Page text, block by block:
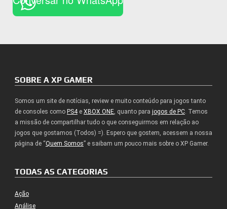
SOBRE A XP GAMER
Somos um site de notícias, review e muito conteúdo para jogos tanto
de consoles como PS4e XBOX ONE, quanto para jogos de PC. Temos
a missão de compartilhar tudo o que conseguirmos em relação ao
jogos que gostamos (Todos) =). Espero que gostem, acessem a nossa
página de “Quem Somos” e saibam um pouco mais sobre o XP Gamer.
TODAS AS CATEGORIAS
Ação
Análise